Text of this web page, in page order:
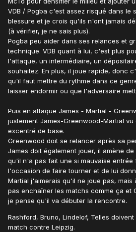
VDB / Pogba c'est assez risqué dans le
blessure et je crois qu'ils n'ont jamais
(à vérifier, je ne sais plus).
Pogba peu aider dans ses relances et
technique. VDB quant à lui, c'est plus
l'attaque, un intermédiaire, un
souhaitez. En plus, il joue rapide, donc
qu'il faut mettre du rythme dans ce
laisser endormir ou que l'adversaire
Puis en attaque James - Martial -
justement James-Greenwood-Martial vu
excentré de base.
Greenwood doit se relancer après sa
James doit également jouer, il amène
qu'il n'a pas fait une si mauvaise entrée
l'occasion de faire tourner et de lui
Martial j'aimerais qu'il ne joue pas, mais
pas enchaîner les matchs comme ça et
je pense qu'il va débuter la rencontre.
Rashford, Bruno, Lindelof, Telles
match contre Leipzig.